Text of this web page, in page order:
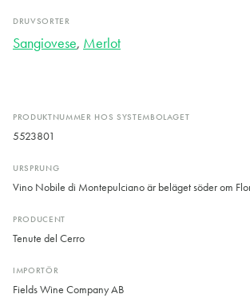
PRODUKTNUMMER HOS SYSTEMBOLAGET
5523801
URSPRUNG
Vino Nobile di Montepulciano är beläget söder om
PRODUCENT
Tenute del Cerro
IMPORTÖR
Fields Wine Company AB
DRUVSORTER
Sangiovese, Merlot